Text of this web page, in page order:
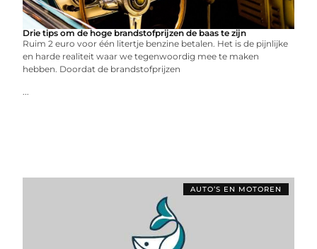
Drie tips om de hoge brandstofprijzen de baas te zijn
Ruim 2 euro voor één litertje benzine betalen. Het is de pijnlijke
en harde realiteit waar we tegenwoordig mee te maken
hebben. Doordat de brandstofprijzen
...
AUTO’S EN MOTOREN